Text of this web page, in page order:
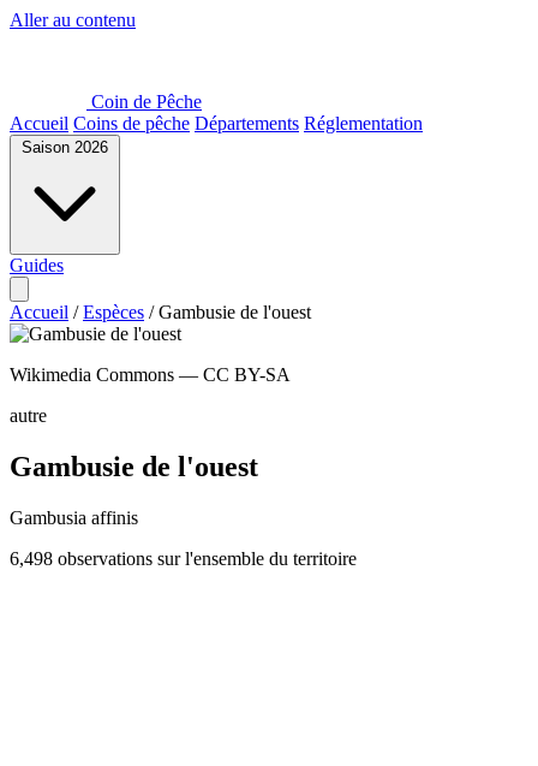
Aller au contenu
Coin de Pêche
Accueil Coins de pêche Départements Réglementation
Saison 2026
Guides
Accueil / Espèces / Gambusie de l'ouest
Wikimedia Commons — CC BY-SA
autre
Gambusie de l'ouest
Gambusia affinis
6,498 observations sur l'ensemble du territoire